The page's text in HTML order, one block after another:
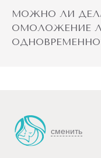
МОЖНО ЛИ
ОМОЛОЖЕНИЕ
сменить